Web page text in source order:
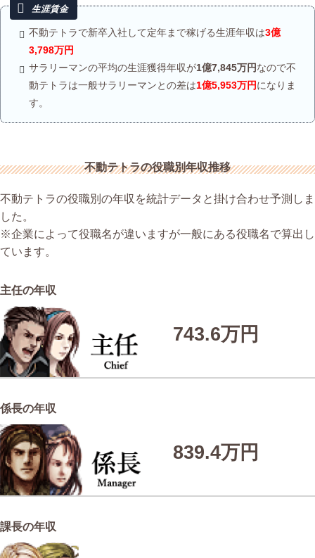
不動テトラで新卒入社して定年まで稼げる生涯年収は3億
3,798万円
サラリーマンの平均の生涯獲得年収が1億7,845万円なので不
動テトラは一般サラリーマンとの差は1億5,953万円になりま
す。
不動テトラの役職別年収推移
不動テトラの役職別の年収を統計データと掛け合わせ予測しま
した。
※企業によって役職名が違いますが一般にある役職名で算出し
ています。
主任の年収
743.6万円
係長の年収
839.4万円
課長の年収